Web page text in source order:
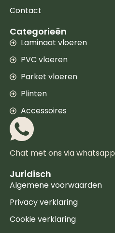
Contact
Categorieën
Laminaat vloeren
PVC vloeren
Parket vloeren
Plinten
Accessoires
Chat met ons via whatsapp
Juridisch
Algemene voorwaarden
Privacy verklaring
Cookie verklaring